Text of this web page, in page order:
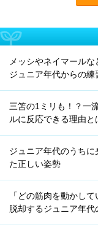
メッシやネイマール
ジュニア年代からの練
三笘の1ミリも！？一
ルに反応できる理由と
ジュニア年代のうち
た正しい姿勢
「どの筋肉を動かし
脱却するジュニア年代